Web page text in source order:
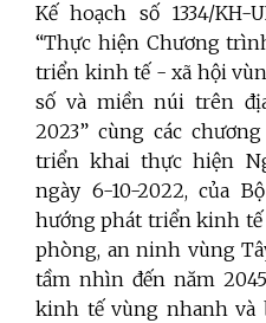
Kế hoạch số 1334/KH-
“Thực hiện Chương
triển kinh tế - xã hội
số và miền núi trên
2023” cùng các
triển khai thực hiện
ngày 6-10-2022, của
hướng phát triển kinh tế
phòng, an ninh vùng
tầm nhìn đến năm
kinh tế vùng nhanh và